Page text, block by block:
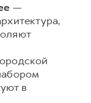
—
в